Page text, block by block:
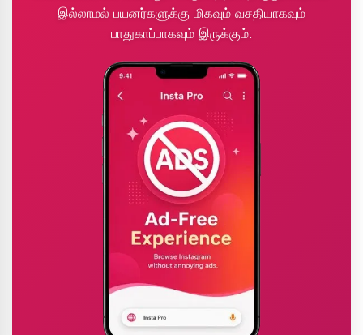
இல்லாமல் பயனர்களுக்கு மிகவும் வசதியாகவும்
பாதுகாப்பாகவும் இருக்கும்.